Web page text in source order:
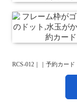
RCS-012｜｜予約カード